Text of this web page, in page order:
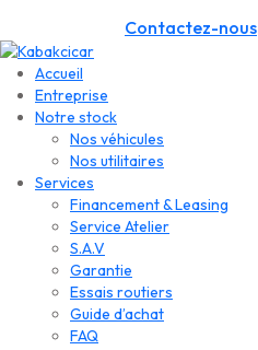
Contactez-nous
Accueil
Entreprise
Notre stock
Nos véhicules
Nos utilitaires
Services
Financement & Leasing
Service Atelier
S.A.V
Garantie
Essais routiers
Guide d’achat
FAQ